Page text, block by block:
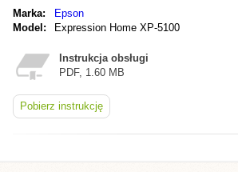
Marka:
Epson
Model:
Expression Home XP-5100
Instrukcja obsługi
PDF, 1.60 MB
Pobierz instrukcję